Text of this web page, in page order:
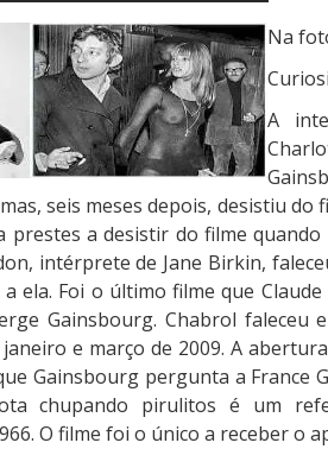
Na
A
seis meses depois, desistiu
prestes a desistir do filme
intérprete de Jane Birkin,
ela. Foi o último filme que
Gainsbourg. Chabrol faleceu
e março de 2009. A
Gainsbourg pergunta a France
chupando pirulitos é um
O filme foi o único a receber o